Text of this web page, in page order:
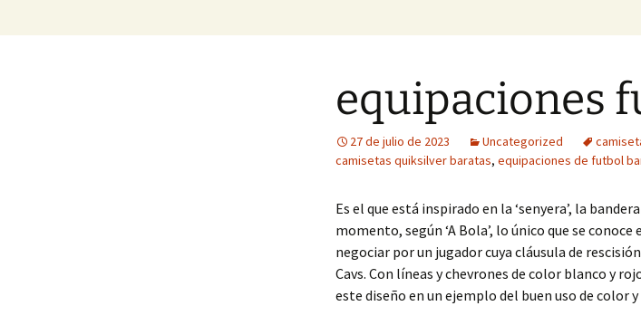
equipaciones
27 de julio de 2023 Uncategorized
camisetas quiksilver baratas, equipaciones de futbol
Es el que está inspirado en la ‘senyera’, la
momento, según ‘A Bola’, lo único que se
negociar por un jugador cuya cláusula de
Cavs. Con líneas y chevrones de color blanco y
este diseño en un ejemplo del buen uso de color